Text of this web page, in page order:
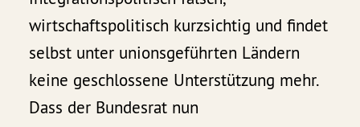
wirtschaftspolitisch kurzsichtig und findet
selbst unter unionsgeführten Ländern
keine geschlossene Unterstützung mehr.
Dass der Bundesrat nun